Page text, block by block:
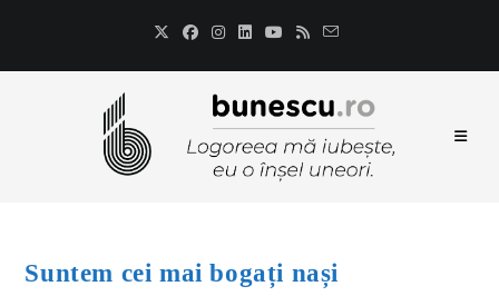
Suntem cei mai bogați nași